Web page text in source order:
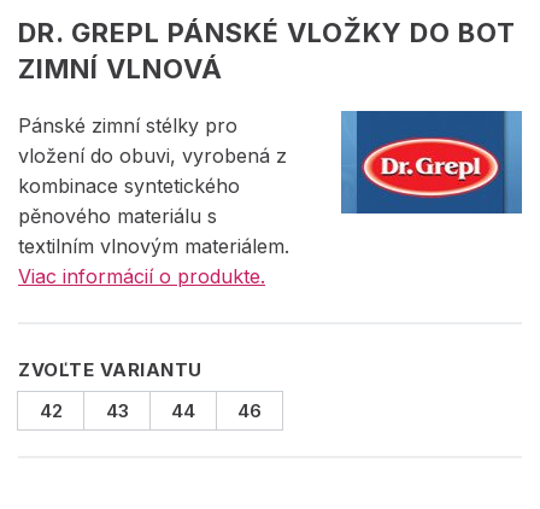
DR. GREPL PÁNSKÉ VLOŽKY DO BOT
ZIMNÍ VLNOVÁ
Pánské zimní stélky pro
vložení do obuvi, vyrobená z
kombinace syntetického
pěnového materiálu s
textilním vlnovým materiálem.
Viac informácií o produkte.
ZVOĽTE VARIANTU
42
43 44 46